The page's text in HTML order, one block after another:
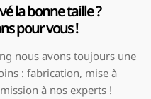
la bonne taille ?
pour vous !
nous avons toujours une
: fabrication, mise à
à nos experts !